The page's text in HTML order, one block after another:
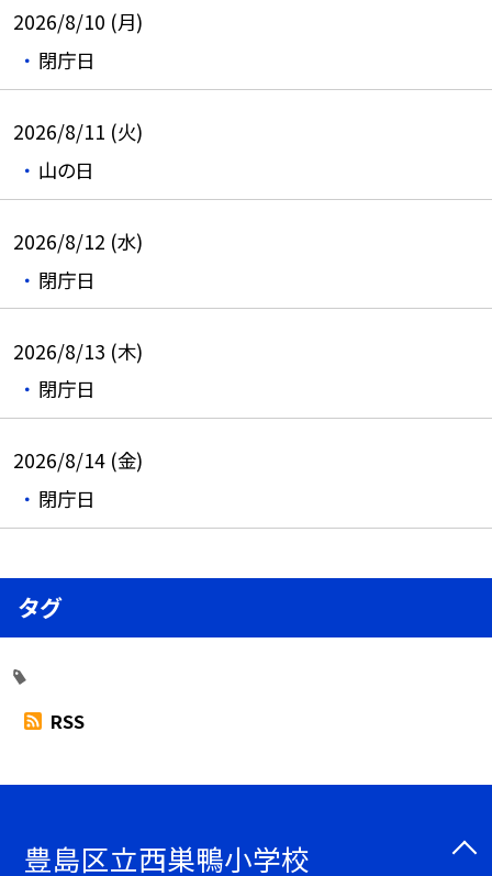
2026/8/10 (月)
閉庁日
2026/8/11 (火)
山の日
2026/8/12 (水)
閉庁日
2026/8/13 (木)
閉庁日
2026/8/14 (金)
閉庁日
タグ
RSS
豊島区立西巣鴨小学校